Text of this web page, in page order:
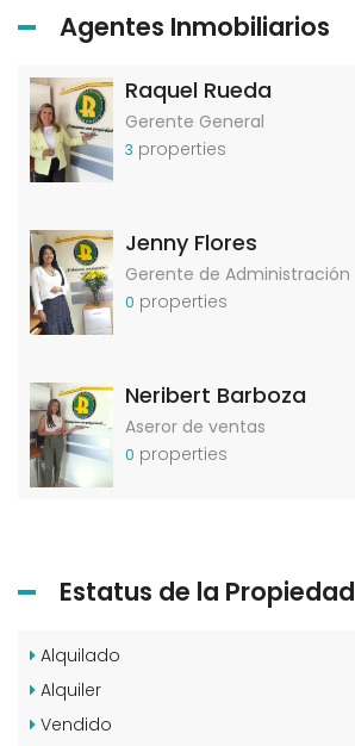
Agentes Inmobiliarios
Raquel Rueda
Gerente General
3 properties
Jenny Flores
Gerente de Administración
0 properties
Neribert Barboza
Aseror de ventas
0 properties
Estatus de la Propiedad
Alquilado
Alquiler
Vendido